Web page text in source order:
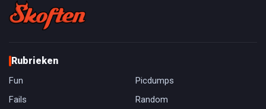
Rubrieken
Fun
Picdumps
Fails
Random